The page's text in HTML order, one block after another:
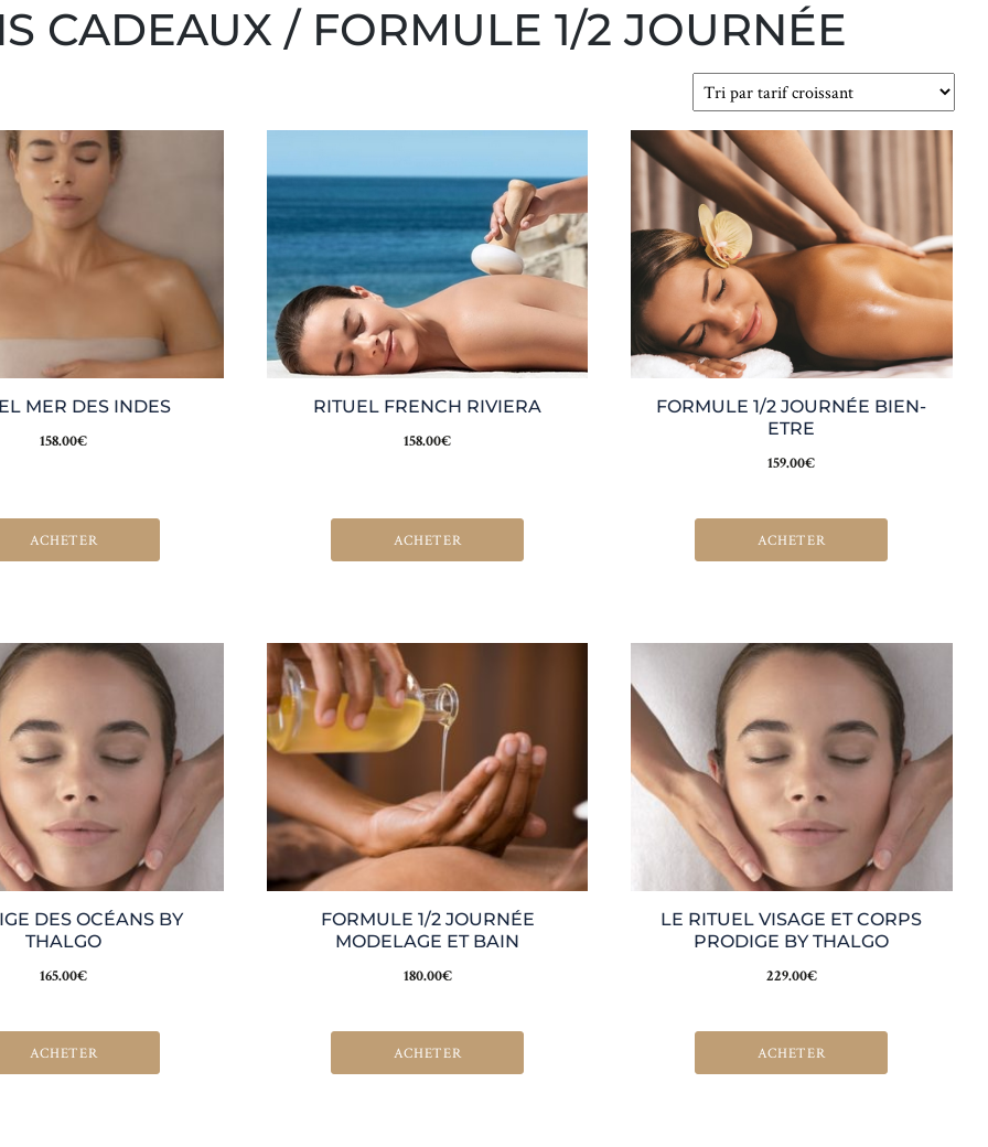
CADEAUX / FORMULE 1/2 JOURNÉE
MER DES INDES
158.00€
ACHETER
RITUEL FRENCH RIVIERA
158.00€
ACHETER
FORMULE 1/2 JOURNÉE BIEN-
ETRE
159.00€
ACHETER
DES OCÉANS BY
THALGO
165.00€
ACHETER
FORMULE 1/2 JOURNÉE
MODELAGE ET BAIN
180.00€
ACHETER
LE RITUEL VISAGE ET CORPS
PRODIGE BY THALGO
229.00€
ACHETER